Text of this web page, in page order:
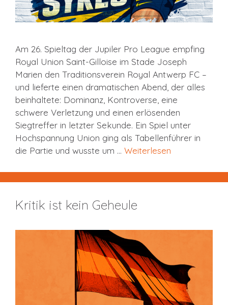
Am 26. Spieltag der Jupiler Pro League empfing
Royal Union Saint-Gilloise im Stade Joseph
Marien den Traditionsverein Royal Antwerp FC –
und lieferte einen dramatischen Abend, der alles
beinhaltete: Dominanz, Kontroverse, eine
schwere Verletzung und einen erlösenden
Siegtreffer in letzter Sekunde. Ein Spiel unter
Hochspannung Union ging als Tabellenführer in
die Partie und wusste um … Weiterlesen
Kritik ist kein Geheule